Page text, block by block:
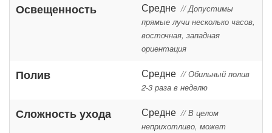
Освещенность Средне // Допустимы
прямые лучи несколько часов,
восточная, западная
ориентация
Полив Средне // Обильный полив
2-3 раза в неделю
Сложность ухода Средне // В целом
неприхотливо, может